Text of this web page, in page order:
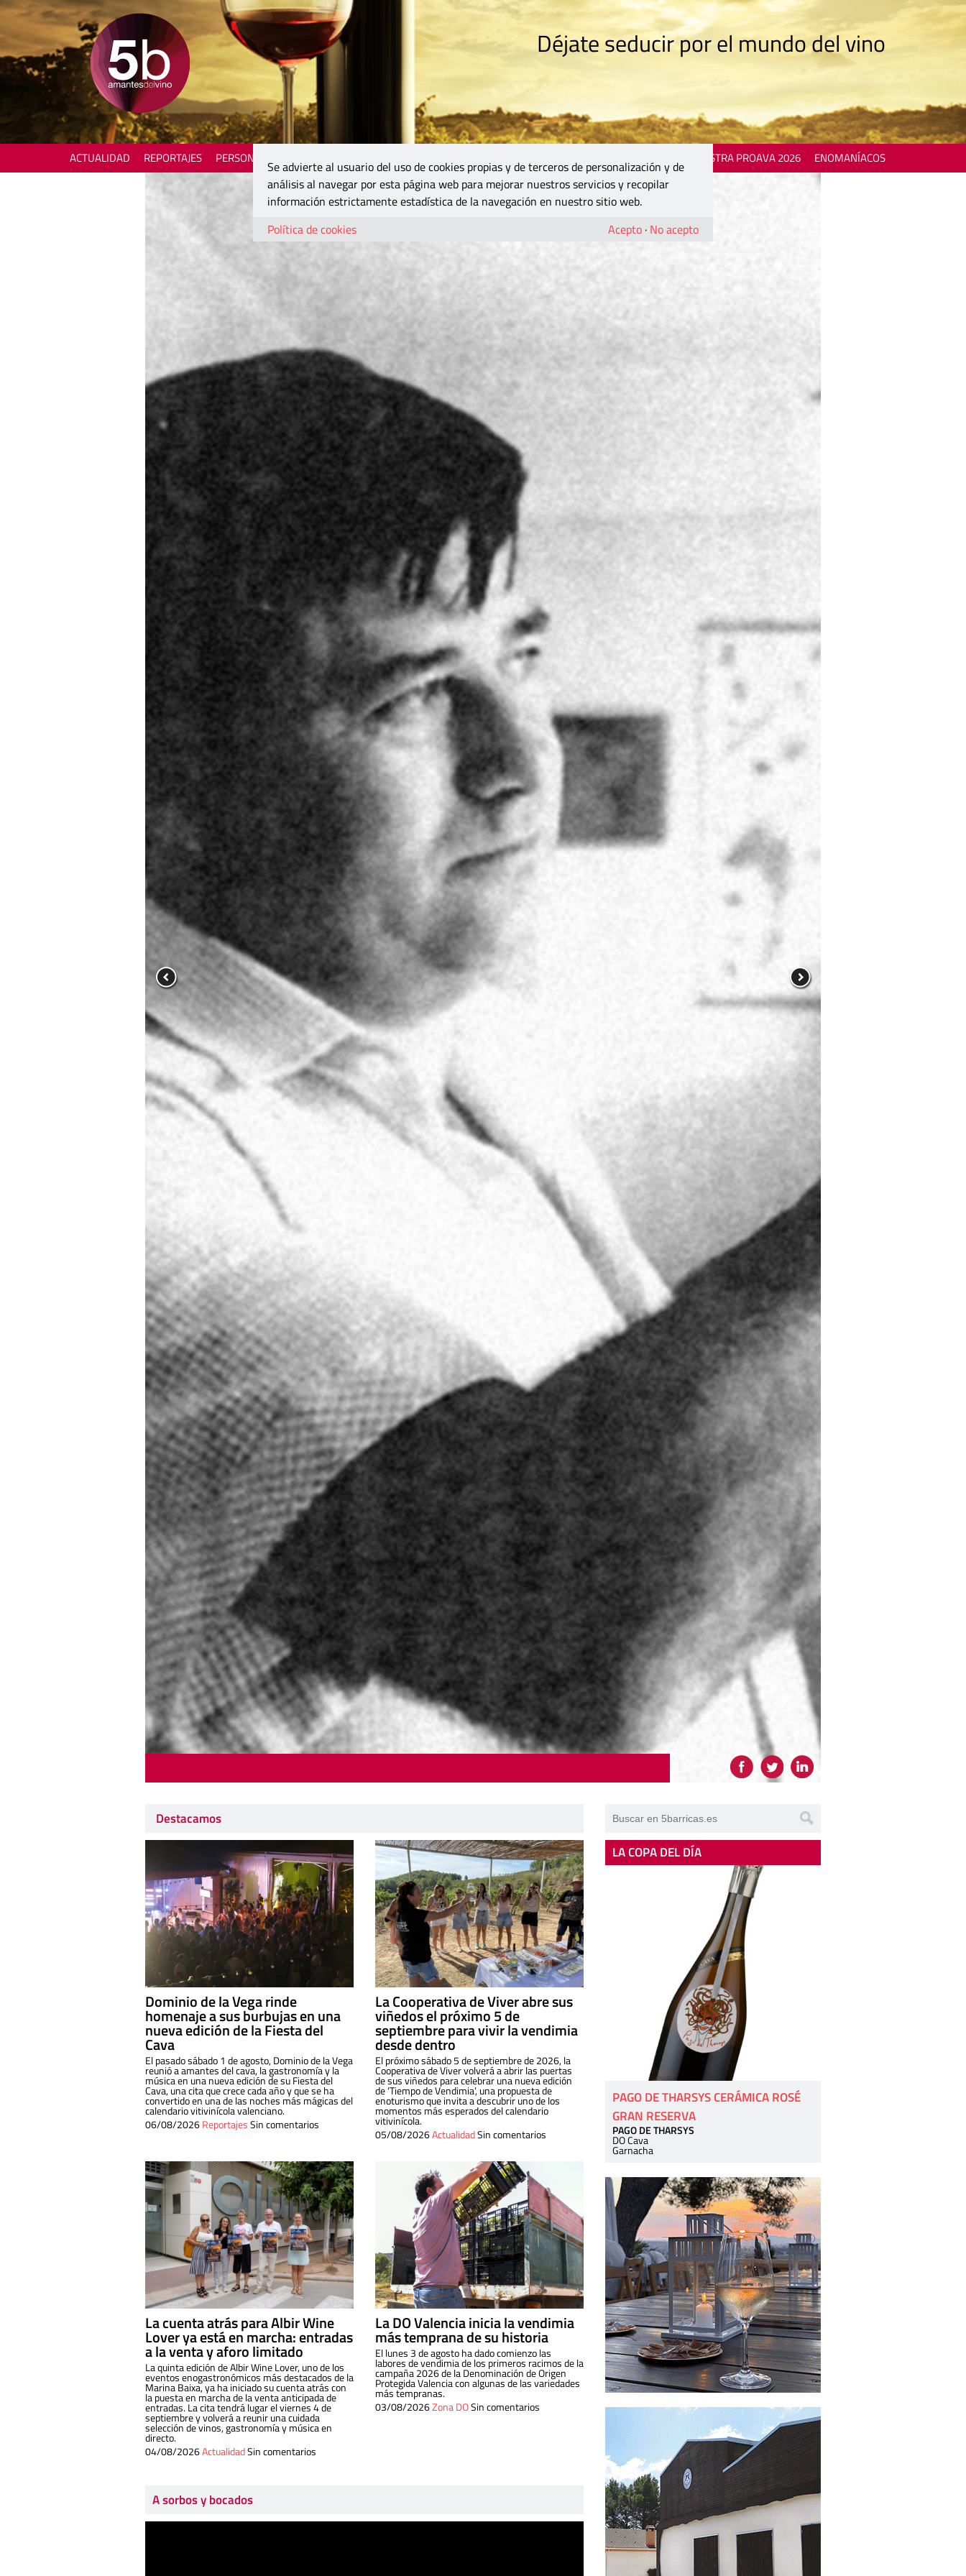
Déjate seducir por el mundo del vino
ACTUALIDAD REPORTAJES PERSONAJES MOSTRA PROAVA 2026 ENOMANÍACOS
Destacamos
Dominio de la Vega rinde
homenaje a sus burbujas en una
nueva edición de la Fiesta del
Cava
El pasado sábado 1 de agosto, Dominio de la Vega
reunió a amantes del cava, la gastronomía y la
música en una nueva edición de su Fiesta del
Cava, una cita que crece cada año y que se ha
convertido en una de las noches más mágicas del
calendario vitivinícola valenciano.
06/08/2026ReportajesSin comentarios
La Cooperativa de Viver abre sus
viñedos el próximo 5 de
septiembre para vivir la vendimia
desde dentro
El próximo sábado 5 de septiembre de 2026, la
Cooperativa de Viver volverá a abrir las puertas
de sus viñedos para celebrar una nueva edición
de ‘Tiempo de Vendimia’, una propuesta de
enoturismo que invita a descubrir uno de los
momentos más esperados del calendario
vitivinícola.
05/08/2026ActualidadSin comentarios
La cuenta atrás para Albir Wine
Lover ya está en marcha: entradas
a la venta y aforo limitado
La quinta edición de Albir Wine Lover, uno de los
eventos enogastronómicos más destacados de la
Marina Baixa, ya ha iniciado su cuenta atrás con
la puesta en marcha de la venta anticipada de
entradas. La cita tendrá lugar el viernes 4 de
septiembre y volverá a reunir una cuidada
selección de vinos, gastronomía y música en
directo.
04/08/2026ActualidadSin comentarios
La DO Valencia inicia la vendimia
más temprana de su historia
El lunes 3 de agosto ha dado comienzo las
labores de vendimia de los primeros racimos de la
campaña 2026 de la Denominación de Origen
Protegida Valencia con algunas de las variedades
más tempranas.
03/08/2026Zona DOSin comentarios
A sorbos y bocados
LA COPA DEL DÍA
PAGO DE THARSYS CERÁMICA ROSÉ
GRAN RESERVA
PAGO DE THARSYS
DO Cava
Garnacha
Se advierte al usuario del uso de cookies propias y de terceros de personalización y de
análisis al navegar por esta página web para mejorar nuestros servicios y recopilar
información estrictamente estadística de la navegación en nuestro sitio web.
Política de cookies
Acepto · No acepto